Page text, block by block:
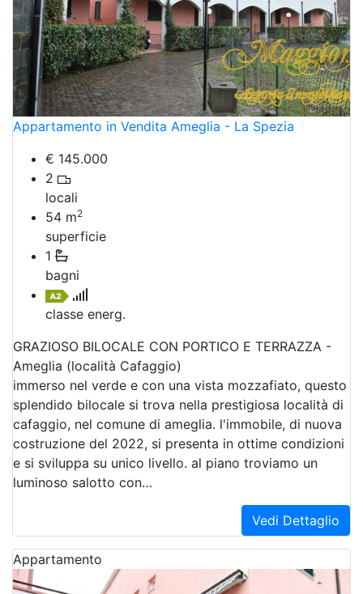
Appartamento in Vendita Ameglia - La Spezia
€ 145.000
2
locali
54 m2
superficie
1
bagni
classe energ.
GRAZIOSO BILOCALE CON PORTICO E TERRAZZA -
Ameglia (località Cafaggio)
immerso nel verde e con una vista mozzafiato, questo
splendido bilocale si trova nella prestigiosa località di
cafaggio, nel comune di ameglia. l'immobile, di nuova
costruzione del 2022, si presenta in ottime condizioni
e si sviluppa su unico livello. al piano troviamo un
luminoso salotto con…
Vedi Dettaglio
Appartamento